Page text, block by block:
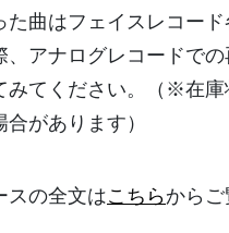
た曲はフェイスレコー
、アナログレコードでの
みてください。（※在庫
があります）
スの全文はこちらからご